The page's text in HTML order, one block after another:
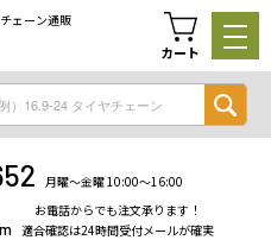
ェーン通販
カート
月曜〜金曜 10:00〜16:00
お電話からでも注文承ります！
適合確認は24時間受付メールが確実